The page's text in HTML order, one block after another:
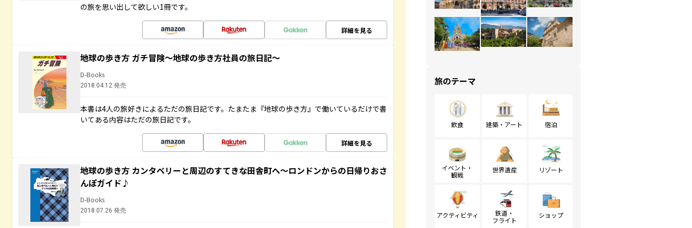
の旅を思い出して欲しい1冊です。
詳細を見る
地球の歩き方 ガチ冒険～地球の歩き方社員の旅日記～
D-Books
2018.04.12 発売
本書は4人の旅好きによるただの旅日記です。たまたま『地球の歩き方』で働いているだけで書
いてある内容はただの旅日記です。
詳細を見る
地球の歩き方 カンタベリーと周辺のすてきな田舎町へ～ロンドンからの日帰りおさ
んぽガイド♪
D-Books
2018.07.26 発売
旅のテーマ
飲食 建築・アート 宿泊
イベント・
観戦
世界遺産 リゾート
アクティビティ
鉄道・
フライト
ショップ